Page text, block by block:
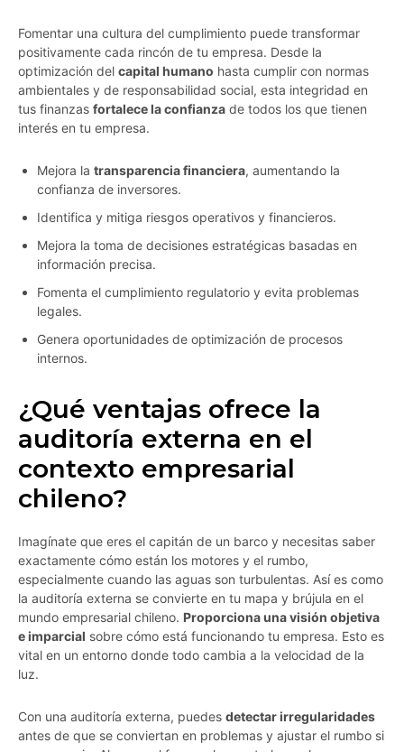
Fomentar una cultura del cumplimiento puede transformar
positivamente cada rincón de tu empresa. Desde la
optimización del capital humano hasta cumplir con normas
ambientales y de responsabilidad social, esta integridad en
tus finanzas fortalece la confianza de todos los que tienen
interés en tu empresa.
Mejora la transparencia financiera, aumentando la
confianza de inversores.
Identifica y mitiga riesgos operativos y financieros.
Mejora la toma de decisiones estratégicas basadas en
información precisa.
Fomenta el cumplimiento regulatorio y evita problemas
legales.
Genera oportunidades de optimización de procesos
internos.
¿Qué ventajas ofrece la
auditoría externa en el
contexto empresarial
chileno?
Imagínate que eres el capitán de un barco y necesitas saber
exactamente cómo están los motores y el rumbo,
especialmente cuando las aguas son turbulentas. Así es como
la auditoría externa se convierte en tu mapa y brújula en el
mundo empresarial chileno. Proporciona una visión objetiva
e imparcial sobre cómo está funcionando tu empresa. Esto es
vital en un entorno donde todo cambia a la velocidad de la
luz.
Con una auditoría externa, puedes detectar irregularidades
antes de que se conviertan en problemas y ajustar el rumbo si